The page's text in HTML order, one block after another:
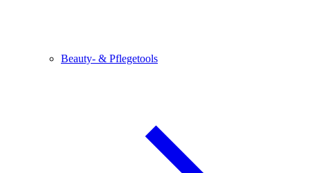
Beauty- & Pflegetools